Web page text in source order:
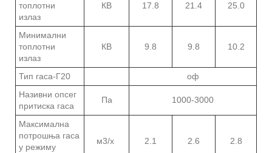
топлотни
излаз
КВ 17.8 21.4 25.0
Минимални
топлотни
излаз
КВ 9.8 9.8 10.2
Тип гаса-Г20
оф
Називни опсег
притиска гаса
Па 1000-3000
Максимална
потрошња гаса
у режиму
м3/х 2.1 2.6 2.8